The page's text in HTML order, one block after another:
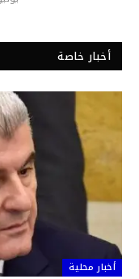
أخبار خاصة
أخبار محلية